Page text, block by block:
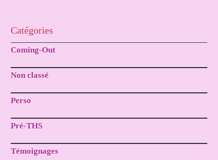
Catégories
Coming-Out
Non classé
Perso
Pré-THS
Témoignages